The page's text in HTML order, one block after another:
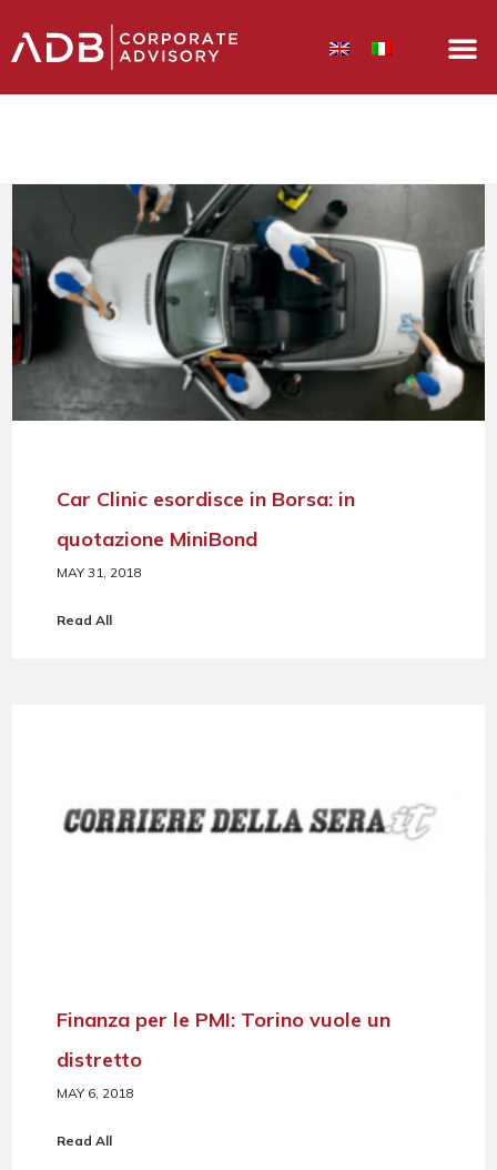
Car Clinic esordisce in Borsa: in
quotazione MiniBond
MAY 31, 2018
Read All
Finanza per le PMI: Torino vuole un
distretto
MAY 6, 2018
Read All